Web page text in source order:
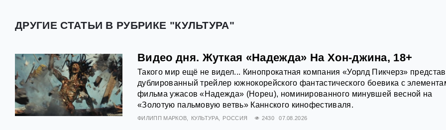
ДРУГИЕ СТАТЬИ В РУБРИКЕ "КУЛЬТУРА"
Видео дня. Жуткая «Надежда» На Хон-джина, 18+
Такого мир ещё не видел... Кинопрокатная компания «Уорлд Пикчерз»
дублированный трейлер южнокорейского фантастического боевика с
фильма ужасов «Надежда» (Hopeu), номинированного минувшей весной на
«Золотую пальмовую ветвь» Каннского кинофестиваля.
ФИЛИПП МАРКОВ КУЛЬТУРА РОССИЯ 2430 07.08.2026